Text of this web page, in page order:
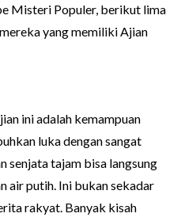
Misteri Populer, berikut lima
yang memiliki Ajian
ini adalah kemampuan
luka dengan sangat
senjata tajam bisa langsung
air putih. Ini bukan sekadar
rakyat. Banyak kisah